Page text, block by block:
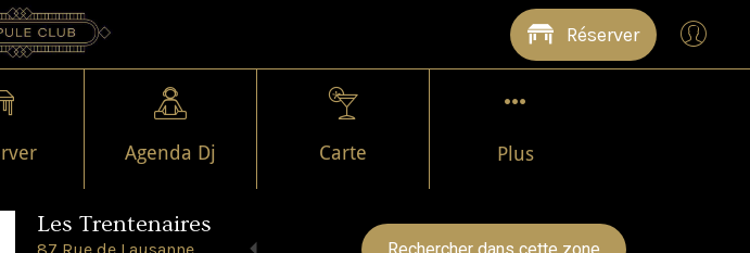
Réserver
Agenda Dj Carte Plus
Les Trentenaires